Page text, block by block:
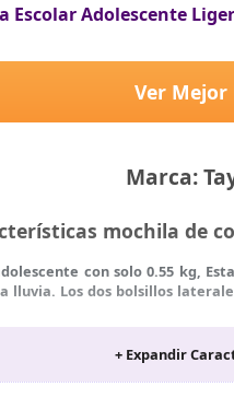
Escolar Adolescente
Marca:
Ver Mejor
mochila de
adolescente con solo 0.55
Los dos bolsillos
ayudan a distribuir el peso
de alta densidad y
+ Expandir